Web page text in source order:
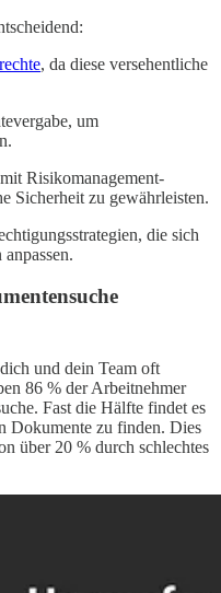
, da diese versehentliche
um
Risikomanagement-
Sicherheit zu gewährleisten.
die sich
und dein Team oft
86 % der Arbeitnehmer
Fast die Hälfte findet es
Dokumente zu finden. Dies
über 20 % durch schlechtes